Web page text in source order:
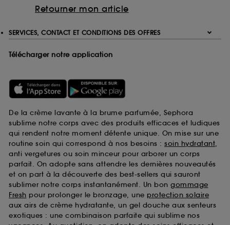
Retourner mon article
SERVICES, CONTACT ET CONDITIONS DES OFFRES
Télécharger notre application
De la crème lavante à la brume parfumée, Sephora
sublime notre corps avec des produits efficaces et ludiques
qui rendent notre moment détente unique. On mise sur une
routine soin qui correspond à nos besoins : soin hydratant,
anti vergetures ou soin minceur pour arborer un corps
parfait. On adopte sans attendre les dernières nouveautés
et on part à la découverte des best-sellers qui sauront
sublimer notre corps instantanément. Un bon gommage
Fresh pour prolonger le bronzage, une protection solaire
aux airs de crème hydratante, un gel douche aux senteurs
exotiques : une combinaison parfaite qui sublime nos